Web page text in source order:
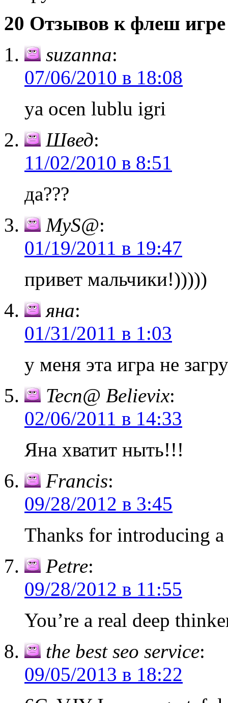
20 Отзывов к флеш
suzanna:
07/06/2010 в 18:08
ya ocen lublu igri
Швед:
11/02/2010 в 8:51
да???
MyS@:
01/19/2011 в 19:47
привет мальчики!)))))
яна:
01/31/2011 в 1:03
у меня эта игра не
Tecn@ Believix:
02/06/2011 в 14:33
Яна хватит ныть!!!
Francis:
09/28/2012 в 3:45
Thanks for introducing
Petre:
09/28/2012 в 11:55
You’re a real deep
the best seo service:
09/05/2013 в 18:22